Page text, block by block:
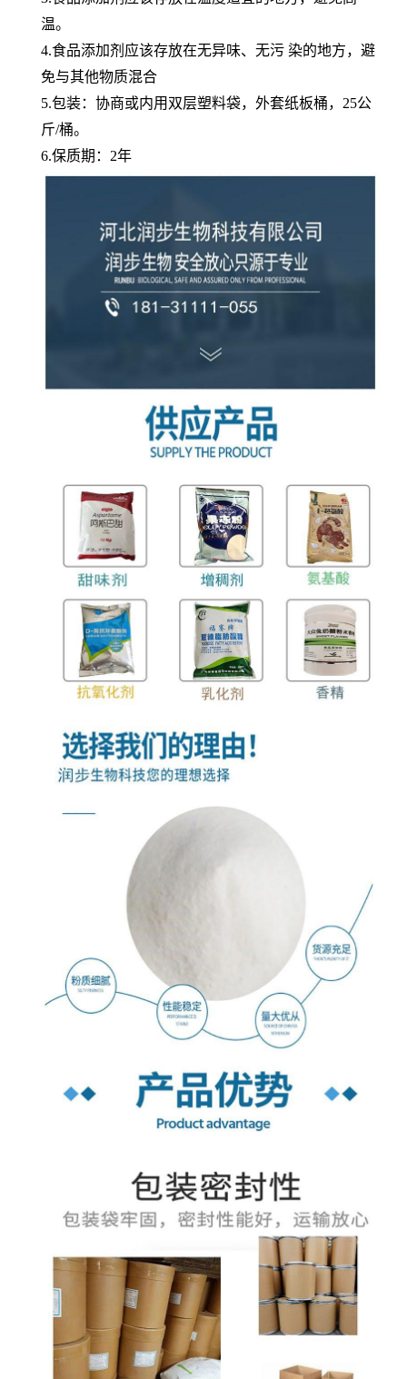
温。
4.食品添加剂应该存放在无异味、无污 染的地方，避
免与其他物质混合
5.包装：协商或内用双层塑料袋，外套纸板桶，25公
斤/桶。
6.保质期：2年